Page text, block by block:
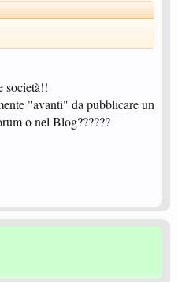
società!!
"avanti" da pubblicare un
o nel Blog??????